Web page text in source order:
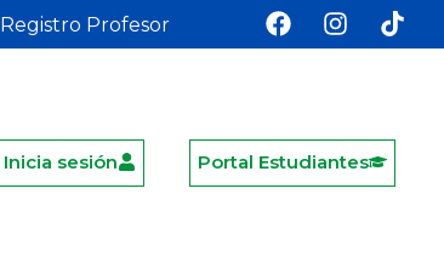
Registro Profesor
Inicia sesión Portal Estudiantes